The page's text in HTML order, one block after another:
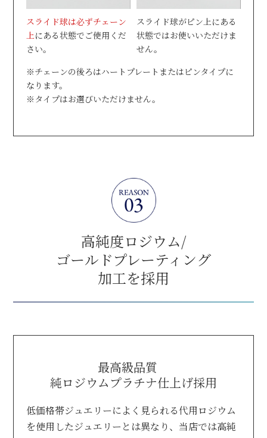
スライド球は必ずチェーン
上にある状態でご使用くだ
さい。
スライド球がピン上にある
状態ではお使いいただけま
せん。
※チェーンの後ろはハートプレートまたはピンタイプに
なります。
※タイプはお選びいただけません。
高純度ロジウム/
ゴールドプレーティング
加工を採用
最高級品質
純ロジウムプラチナ仕上げ採用
低価格帯ジュエリーによく見られる代用ロジウム
を使用したジュエリーとは異なり、 当店では高純